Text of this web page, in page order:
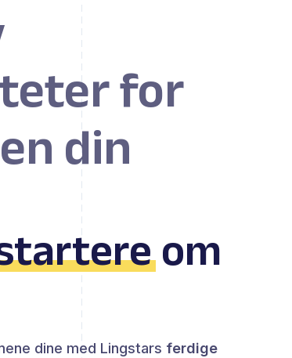
for
din
om
dine med Lingstars ferdige